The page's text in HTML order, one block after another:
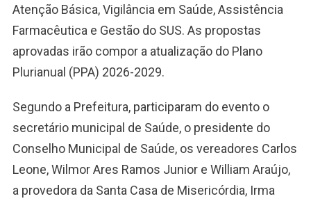
Atenção Básica, Vigilância em Saúde, Assistência
Farmacêutica e Gestão do SUS. As propostas
aprovadas irão compor a atualização do Plano
Plurianual (PPA) 2026-2029.
Segundo a Prefeitura, participaram do evento o
secretário municipal de Saúde, o presidente do
Conselho Municipal de Saúde, os vereadores Carlos
Leone, Wilmor Ares Ramos Junior e William Araújo,
a provedora da Santa Casa de Misericórdia, Irma